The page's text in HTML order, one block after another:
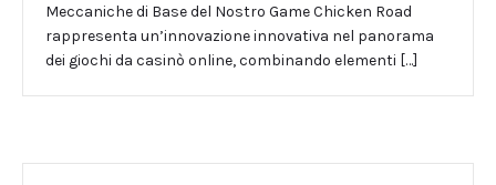
Meccaniche di Base del Nostro Game Chicken Road
rappresenta un’innovazione innovativa nel panorama
dei giochi da casinò online, combinando elementi […]